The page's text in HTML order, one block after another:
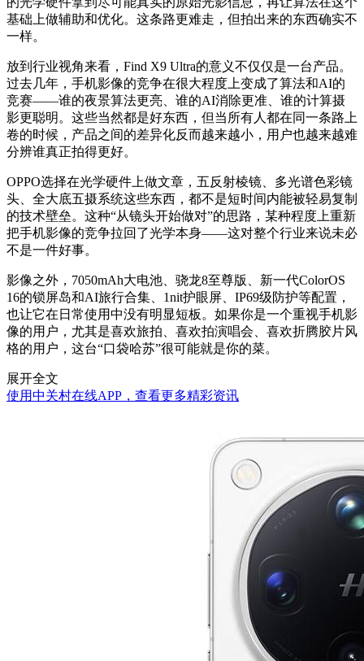
基础上做辅助和优化。这条路更难走，但拍出来的东西确实不
一样。
放到行业视角来看，Find X9 Ultra的意义不仅仅是一台产品。
过去几年，手机影像的竞争在很大程度上变成了算法和AI的
竞赛——谁的夜景算法更亮、谁的AI消除更准、谁的计算摄
影更聪明。这些当然都是好东西，但当所有人都在同一条路上
卷的时候，产品之间的差异化反而越来越小，用户也越来越难
分辨谁真正拍得更好。
OPPO选择在光学硬件上做文章，五反射棱镜、多光谱色彩镜
头、全大底五摄系统这些东西，都不是短时间内能被轻易复制
的技术壁垒。这种“从镜头开始做对”的思路，某种程度上重新
把手机影像的竞争拉回了光学本身——这对整个行业来说未必
不是一件好事。
影像之外，7050mAh大电池、骁龙8至尊版、新一代ColorOS
16的锁屏岛和AI旅行合集、1nit护眼屏、IP69级防护等配置，
也让它在日常使用中没有明显短板。如果你是一个重视手机影
像的用户，尤其是喜欢旅拍、喜欢拍演唱会、喜欢折腾胶片风
格的用户，这台“口袋哈苏”很可能就是你的菜。
展开全文
使用中关村在线APP，查看更多精彩资讯